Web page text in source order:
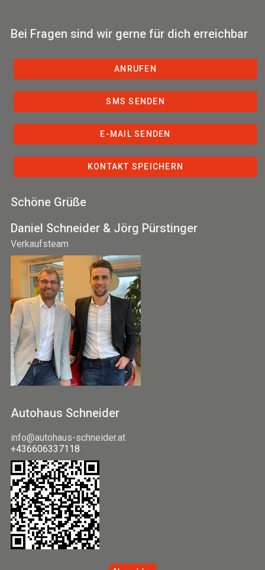
Bei Fragen sind wir gerne für dich erreichbar
ANRUFEN
SMS SENDEN
E-MAIL SENDEN
KONTAKT SPEICHERN
Schöne Grüße
Daniel Schneider & Jörg Pürstinger
Verkaufsteam
Autohaus Schneider
info@autohaus-schneider.at
+436606337118